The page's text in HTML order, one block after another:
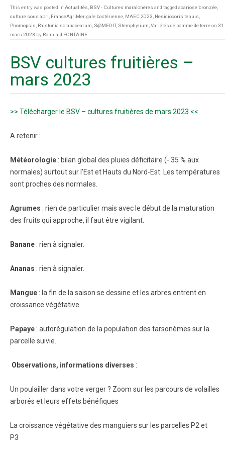
This entry was posted in Actualités BSV - Cultures maraîchères and tagged acariose bronzée
culture sous abri FranceAgriMer, gale bactérienne MAEC 2023 Nesidiocoris tenuis
Phomopsis Ralstonia solanacearum S@MEDIT, Stemphylium Variétés de pomme de terreon 31
mars 2023 by Romuald FONTAINE
BSV cultures fruitières –
mars 2023
>> Télécharger le BSV – cultures fruitières de mars 2023 <<
A retenir :
Météorologie : bilan global des pluies déficitaire (- 35 % aux
normales) surtout sur l’Est et Hauts du Nord-Est. Les températures
sont proches des normales.
Agrumes : rien de particulier mais avec le début de la maturation
des fruits qui approche, il faut être vigilant.
Banane : rien à signaler.
Ananas : rien à signaler.
Mangue : la fin de la saison se dessine et les arbres entrent en
croissance végétative.
Papaye : autorégulation de la population des tarsonèmes sur la
parcelle suivie.
Observations, informations diverses :
Un poulailler dans votre verger ? Zoom sur les parcours de volailles
arborés et leurs effets bénéfiques
La croissance végétative des manguiers sur les parcelles P2 et
P3